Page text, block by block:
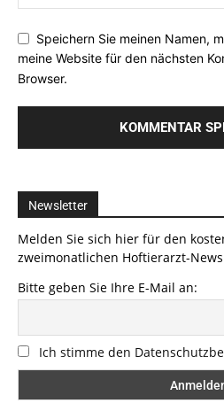
Speichern Sie meinen Namen,
meine Website für den nächsten
Browser.
Newsletter
Melden Sie sich hier für den
zweimonatlichen Hoftierarzt-
Bitte geben Sie Ihre E-Mail an:
Ich stimme den